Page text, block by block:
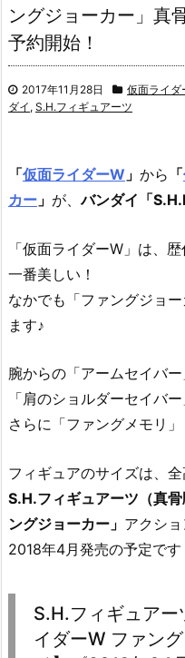
ングジョーカー」真
予約開始！
2017年11月28日 仮面ライダ
ダイ , S.H.フィギュアーツ
「仮面ライダーW 」 から 「
カー 」 が、バンダイ「
「仮面ライダーW」は、
一番美しい！
なかでも「ファングジョ
ます♪
腕からの「アームセイバ
「肩のショルダーセイバ
さらに「ファングメモリ
フィギュアのサイズは、全
S.H.フィギュアーツ（真
ングジョーカー」 アクシ
2018年4月発売の予定です
S.H.フィギュアー
イダーW ファン